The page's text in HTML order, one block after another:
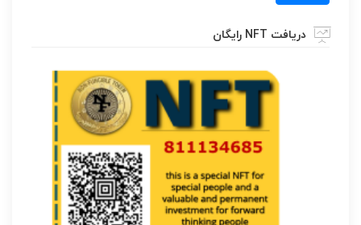
دریافت NFT رایگان